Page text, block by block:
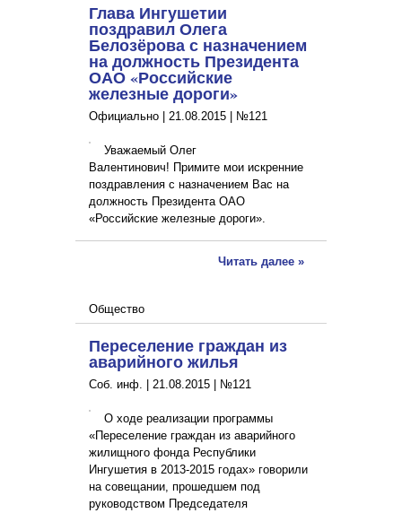
Глава Ингушетии
поздравил Олега
Белозёрова с назначением
на должность Президента
ОАО «Российские
железные дороги»
Официально | 21.08.2015 №121
Уважаемый Олег
Валентинович! Примите мои искренние
поздравления с назначением Вас на
должность Президента ОАО
«Российские железные дороги».
Читать далее »
Общество
Переселение граждан из
аварийного жилья
Соб. инф. | 21.08.2015 №121
О ходе реализации программы
«Переселение граждан из аварийного
жилищного фонда Республики
Ингушетия в 2013-2015 годах» говорили
на совещании, прошедшем под
руководством Председателя